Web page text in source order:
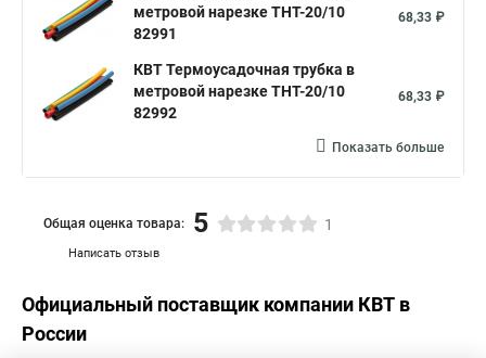
метровой нарезке ТНТ-20/10
82991
68,33 ₽
КВТ Термоусадочная трубка в
метровой нарезке ТНТ-20/10
82992
68,33 ₽
Показать больше
Написать отзыв
Общая оценка товара: 5 1
Официальный поставщик компании КВТ в
России